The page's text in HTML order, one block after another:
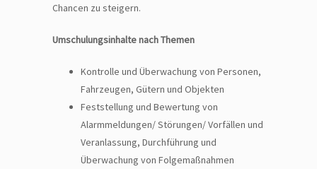
Chancen zu steigern.
Umschulungsinhalte nach Themen
Kontrolle und Überwachung von Personen,
Fahrzeugen, Gütern und Objekten
Feststellung und Bewertung von
Alarmmeldungen/ Störungen/ Vorfällen und
Veranlassung, Durchführung und
Überwachung von Folgemaßnahmen